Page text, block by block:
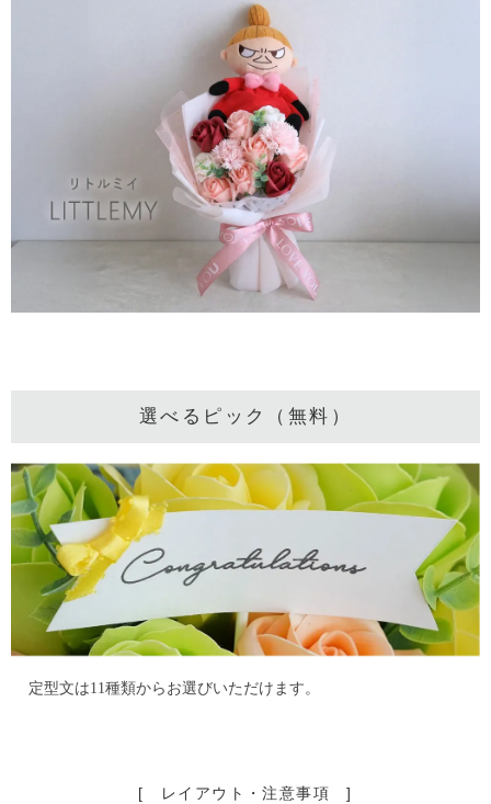
選べるピック（無料）
定型文は11種類からお選びいただけます。
[ レイアウト・注意事項 ]